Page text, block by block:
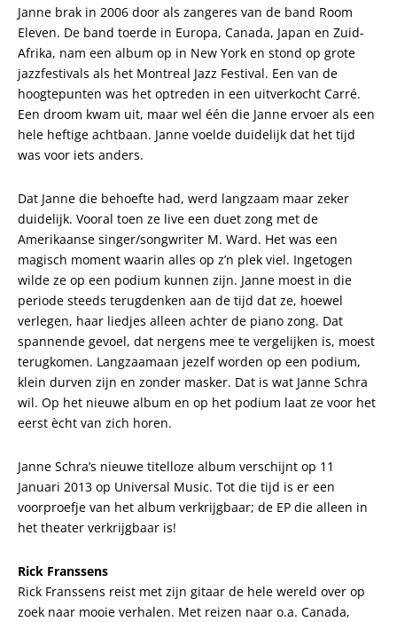
Janne brak in 2006 door als zangeres van de band Room
Eleven. De band toerde in Europa, Canada, Japan en Zuid-
Afrika, nam een album op in New York en stond op grote
jazzfestivals als het Montreal Jazz Festival. Een van de
hoogtepunten was het optreden in een uitverkocht Carré.
Een droom kwam uit, maar wel één die Janne ervoer als een
hele heftige achtbaan. Janne voelde duidelijk dat het tijd
was voor iets anders.
Dat Janne die behoefte had, werd langzaam maar zeker
duidelijk. Vooral toen ze live een duet zong met de
Amerikaanse singer/songwriter M. Ward. Het was een
magisch moment waarin alles op z’n plek viel. Ingetogen
wilde ze op een podium kunnen zijn. Janne moest in die
periode steeds terugdenken aan de tijd dat ze, hoewel
verlegen, haar liedjes alleen achter de piano zong. Dat
spannende gevoel, dat nergens mee te vergelijken is, moest
terugkomen. Langzaamaan jezelf worden op een podium,
klein durven zijn en zonder masker. Dat is wat Janne Schra
wil. Op het nieuwe album en op het podium laat ze voor het
eerst ècht van zich horen.
Janne Schra’s nieuwe titelloze album verschijnt op 11
Januari 2013 op Universal Music. Tot die tijd is er een
voorproefje van het album verkrijgbaar; de EP die alleen in
het theater verkrijgbaar is!
Rick Franssens
Rick Franssens reist met zijn gitaar de hele wereld over op
zoek naar mooie verhalen. Met reizen naar o.a. Canada,